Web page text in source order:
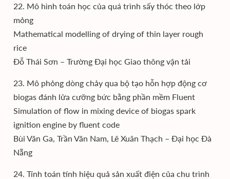
22. Mô hình toán học của quá trình sấy thóc theo lớp
mỏng
Mathematical modelling of drying of thin layer rough
rice
Đỗ Thái Sơn – Trường Đại học Giao thông vận tải
23. Mô phỏng dòng chảy qua bộ tạo hỗn hợp động cơ
biogas đánh lửa cưỡng bức bằng phần mềm Fluent
Simulation of flow in mixing device of biogas spark
ignition engine by fluent code
Bùi Văn Ga, Trần Văn Nam, Lê Xuân Thạch – Đại học Đà
Nẵng
24. Tính toán tính hiệu quả sản xuất điện của chu trình